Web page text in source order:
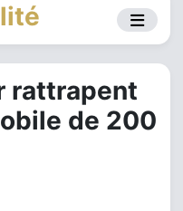
rattrapent
de 200